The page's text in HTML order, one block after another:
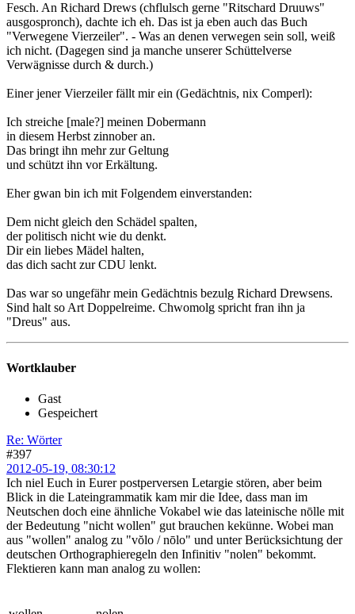
Fesch. An Richard Drews (chflulsch gerne "Ritschard Druuws"
ausgospronch), dachte ich eh. Das ist ja eben auch das Buch
"Verwegene Vierzeiler". - Was an denen verwegen sein soll, weiß
ich nicht. (Dagegen sind ja manche unserer Schüttelverse
Verwägnisse durch & durch.)
Einer jener Vierzeiler fällt mir ein (Gedächtnis, nix Comperl):
Ich streiche [male?] meinen Dobermann
in diesem Herbst zinnober an.
Das bringt ihn mehr zur Geltung
und schützt ihn vor Erkältung.
Eher gwan bin ich mit Folgendem einverstanden:
Dem nicht gleich den Schädel spalten,
der politisch nicht wie du denkt.
Dir ein liebes Mädel halten,
das dich sacht zur CDU lenkt.
Das war so ungefähr mein Gedächtnis bezulg Richard Drewsens.
Sind halt so Art Doppelreime. Chwomolg spricht fran ihn ja
"Dreus" aus.
Wortklauber
Gast
Gespeichert
Re: Wörter
#397
2012-05-19, 08:30:12
Ich niel Euch in Eurer postperversen Letargie stören, aber beim
Blick in die Lateingrammatik kam mir die Idee, dass man im
Neutschen doch eine ähnliche Vokabel wie das lateinische nōlle mit
der Bedeutung "nicht wollen" gut brauchen kekünne. Wobei man
aus "wollen" analog zu "vŏlo / nōlo" und unter Berücksichtung der
deutschen Orthographieregeln den Infinitiv "nolen" bekommt.
Flektieren kann man analog zu wollen: